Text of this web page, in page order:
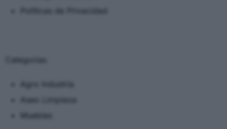
Políticas de Privacidad
Categorias
Aseo Limpieza
Muebles